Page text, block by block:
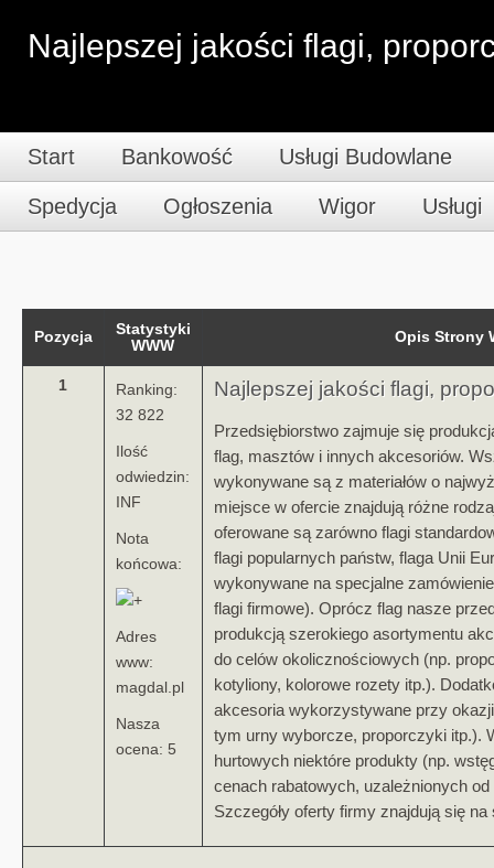
Najlepszej jakości flagi,
Start Bankowość Usługi Budowlane
Spedycja Ogłoszenia Wigor Usługi
Pozycja
Statystyki
WWW
Opis Strony
1
Ranking:
32 822
Ilość
odwiedzin:
INF
Nota
końcowa:
Adres
www:
magdal.pl
Nasza
ocena: 5
Najlepszej jakości flagi,
Przedsiębiorstwo zajmuje się
flag, masztów i innych akcesoriów.
wykonywane są z materiałów o
miejsce w ofercie znajdują różne
oferowane są zarówno flagi
flagi popularnych państw, flaga Unii
wykonywane na specjalne
flagi firmowe). Oprócz flag nasze
produkcją szerokiego asortymentu
do celów okolicznościowych (np.
kotyliony, kolorowe rozety itp.).
akcesoria wykorzystywane przy
tym urny wyborcze, proporczyki itp.).
hurtowych niektóre produkty (np.
cenach rabatowych, uzależnionych
Szczegóły oferty firmy znajdują się